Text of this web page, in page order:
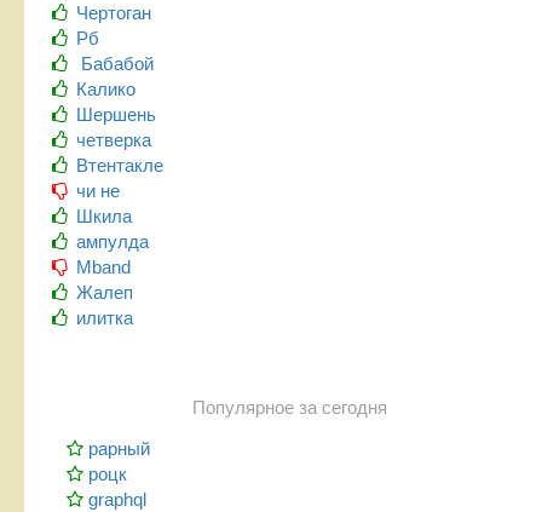
Чертоган
Рб
Бабабой
Калико
Шершень
четверка
Втентакле
чи не
Шкила
ампулда
Mband
Жалеп
илитка
Популярное за сегодня
рарный
роцк
graphql